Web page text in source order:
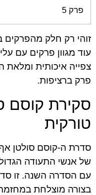
פרק 5
זוהי רק חלק מהפרקים
עוד מגוון פרקים עם
צפייה איכותית
פרק ברציפות.
סקירת קוסם
טורקית
סדרת ה-קוסם סולטן
של אנשי התעודה
עם הסדרה השנה. זו
בצורה מוצלחת